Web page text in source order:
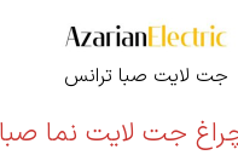
جت لایت صبا ترانس
جت لایت نما